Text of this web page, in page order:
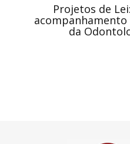
Projetos de
da